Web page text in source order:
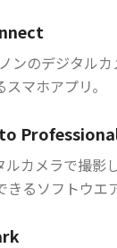
ンのデジタル
マホアプリ。
ルカメラで撮影
るソフトウエア